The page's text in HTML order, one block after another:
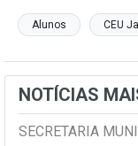
Alunos CEU
NOTÍCIAS
SECRETARIA